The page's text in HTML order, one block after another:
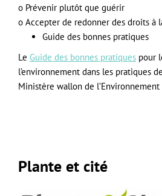
o Prévenir plutôt que guérir
o Accepter de redonner des droits à
Guide des bonnes pratiques
Le Guide des bonnes pratiques pour
l’environnement dans les pratiques
Ministère wallon de l’Environnement
Plante et cité